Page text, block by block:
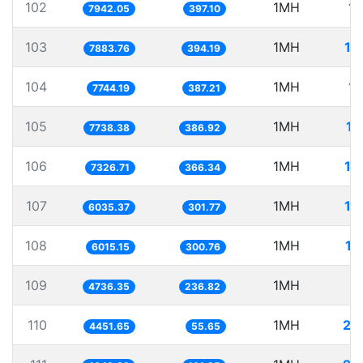
102 7942.05 397.10 1MH
103 7883.76 394.19 1MH
104 7744.19 387.21 1MH
105 7738.38 386.92 1MH
106 7326.71 366.34 1MH
107 6035.37 301.77 1MH
108 6015.15 300.76 1MH
109 4736.35 236.82 1MH
110 4451.65 55.65 1MH